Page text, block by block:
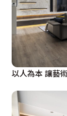
以人為本 讓藝